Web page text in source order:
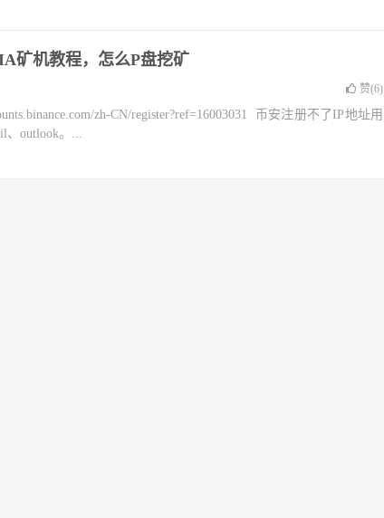
矿机教程，怎么P盘挖矿
赞(6)
zh-CN/register?ref=16003031 币安注册不了IP地址用
、outlook。...